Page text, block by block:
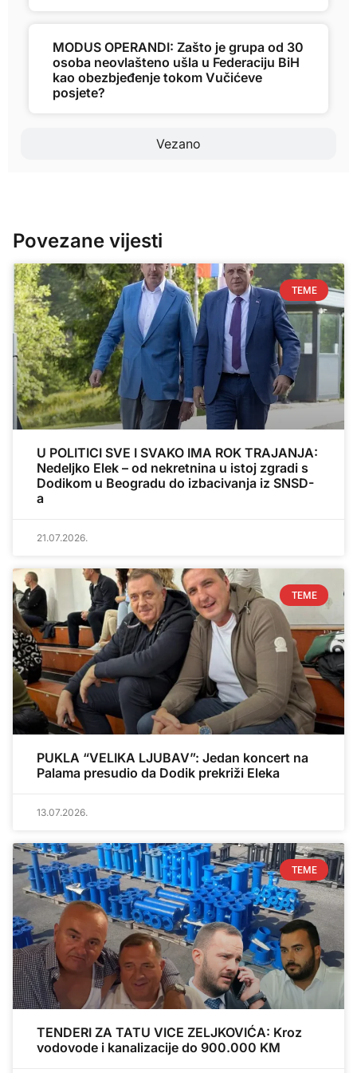
Vezano
MODUS OPERANDI: Zašto je grupa od 30
osoba neovlašteno ušla u Federaciju BiH
kao obezbjeđenje tokom Vučićeve
posjete?
Povezane vijesti
TEME
U POLITICI SVE I SVAKO IMA ROK TRAJANJA:
Nedeljko Elek – od nekretnina u istoj zgradi s
Dodikom u Beogradu do izbacivanja iz SNSD-
a
21.07.2026.
TEME
PUKLA “VELIKA LJUBAV”: Jedan koncert na
Palama presudio da Dodik prekriži Eleka
13.07.2026.
TEME
TENDERI ZA TATU VICE ZELJKOVIĆA: Kroz
vodovode i kanalizacije do 900.000 KM